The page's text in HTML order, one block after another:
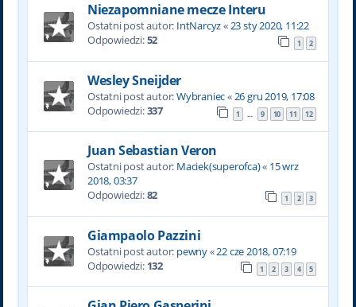
Niezapomniane mecze Interu
Ostatni post autor: IntNarcyz«23 sty 2020, 11:22
Odpowiedzi:52 1 2
Wesley Sneijder
Ostatni post autor:Wybraniec«26 gru 2019, 17:08
Odpowiedzi:337 1 … 9 10 11 12
Juan Sebastian Veron
Ostatni post autor: Maciek(superofca)« 15 wrz
2018, 03:37
Odpowiedzi:82 1 2 3
Giampaolo Pazzini
Ostatni post autor: pewny«22 cze 2018, 07:19
Odpowiedzi: 132 1 2 3 4 5